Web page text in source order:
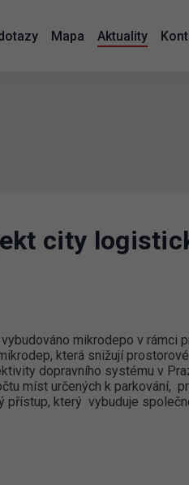
Mapa Aktuality
city
mikrodepo v rámci
která snižují
dopravního systému v
míst určených k parkování,
přístup, který vybuduje